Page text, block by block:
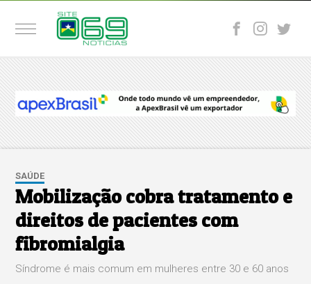
SAÚDE
Mobilização cobra tratamento e
direitos de pacientes com
fibromialgia
Síndrome é mais comum em mulheres entre 30 e 60 anos